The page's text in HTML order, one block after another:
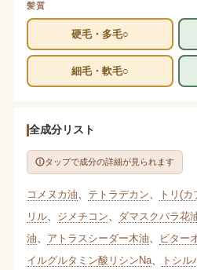
髪質
硬毛・多毛○
細毛・軟毛○
全成分リスト
タップで成分の詳細が見られます
コメヌカ油 テトラデカン
トリ(
リル、 ジメチコン ダマスクバラ花
油
アトラスシーダー木油 ビター
イルグルタミン酸リシンNa、 トシル